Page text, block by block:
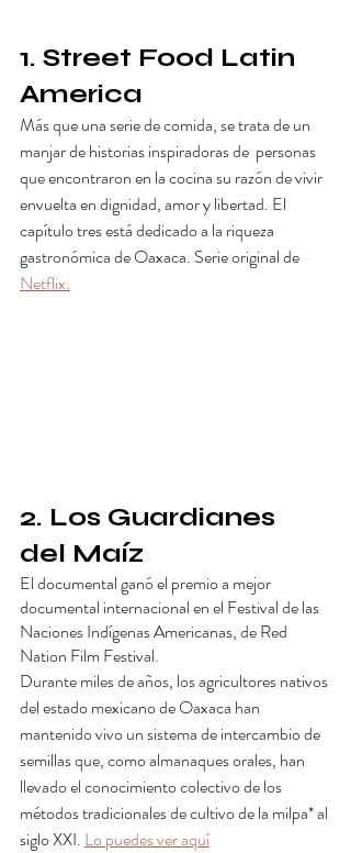
1. Street Food Latin
America
Más que una serie de comida, se trata de un
manjar de historias inspiradoras de  personas
que encontraron en la cocina su razón de vivir
envuelta en dignidad, amor y libertad. El
capítulo tres está dedicado a la riqueza
gastronómica de Oaxaca. Serie original de
Netflix.
2. Los Guardianes
del Maíz
El documental ganó el premio a mejor
documental internacional en el Festival de las
Naciones Indígenas Americanas, de Red
Nation Film Festival.
Durante miles de años, los agricultores nativos
del estado mexicano de Oaxaca han
mantenido vivo un sistema de intercambio de
semillas que, como almanaques orales, han
llevado el conocimiento colectivo de los
métodos tradicionales de cultivo de la milpa* al
siglo XXI. Lo puedes ver aquí